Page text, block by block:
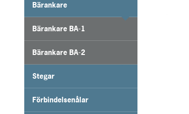
Bärankare
Bärankare BA-1
Bärankare BA-2
Stegar
Förbindelsenålar